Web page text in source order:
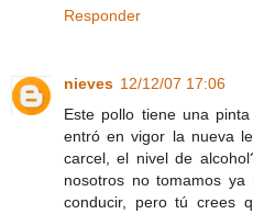
Responder
nieves 12/12/07 17:06
Este pollo tiene una
entró en vigor la nueva
carcel, el nivel de
nosotros no tomamos
conducir, pero tú crees